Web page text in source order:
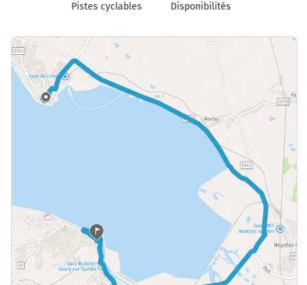
Pistes cyclables Disponibilités